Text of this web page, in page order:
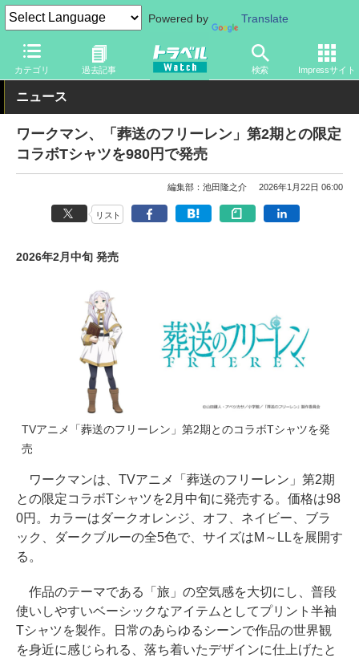
Powered by Translate
カテゴリ 過去記事 検索 Impressサイト
トラベル Watch 旅のアイテム 旅行グッズ キャラクター
ニュース
ワークマン、「葬送のフリーレン」第2期との限定
コラボTシャツを980円で発売
編集部：池田隆之介 2026年1月22日 06:00
リスト
2026年2月中旬 発売
TVアニメ「葬送のフリーレン」第2期とのコラボTシャツを発
売
ワークマンは、TVアニメ「葬送のフリーレン」第2期
との限定コラボTシャツを2月中旬に発売する。価格は98
0円。カラーはダークオレンジ、オフ、ネイビー、ブラ
ック、ダークブルーの全5色で、サイズはM～LLを展開す
る。
作品のテーマである「旅」の空気感を大切にし、普段
使いしやすいベーシックなアイテムとしてプリント半袖
Tシャツを製作。日常のあらゆるシーンで作品の世界観
を身近に感じられる、落ち着いたデザインに仕上げたと